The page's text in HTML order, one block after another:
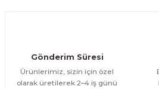
Göl Kenarında Ev Tek Parça Kanvas -
Gönderim Süresi
Ürünlerimiz, sizin için özel
olarak üretilerek 2–4 iş günü